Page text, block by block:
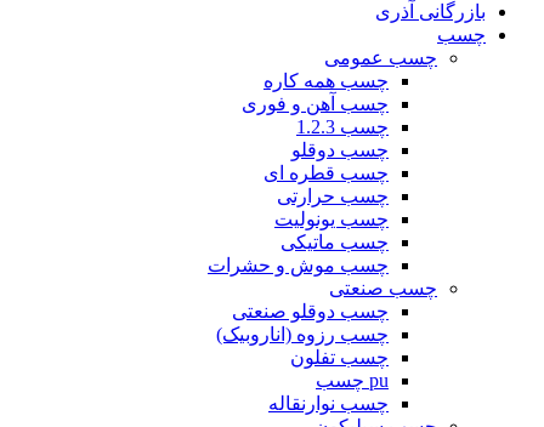
بازرگانی آذری
چسب
چسب عمومی
چسب همه کاره
چسب آهن و فوری
چسب 1.2.3
چسب دوقلو
چسب قطره ای
چسب حرارتی
چسب یونولیت
چسب ماتیکی
چسب موش و حشرات
چسب صنعتی
چسب دوقلو صنعتی
چسب رزوه (اناروبیک)
چسب تفلون
pu چسب
چسب نوارنقاله